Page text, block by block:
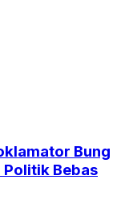
Bung
Politik Bebas